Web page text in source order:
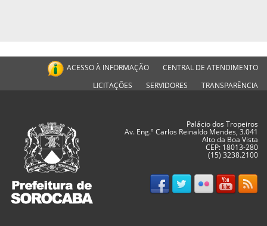
ACESSO À INFORMAÇÃO
CENTRAL DE ATENDIMENTO
LICITAÇÕES
SERVIDORES TRANSPARÊNCIA
Palácio dos Tropeiros
Av. Eng.º Carlos Reinaldo Mendes, 3.041
Alto da Boa Vista
CEP: 18013-280
(15) 3238.2100